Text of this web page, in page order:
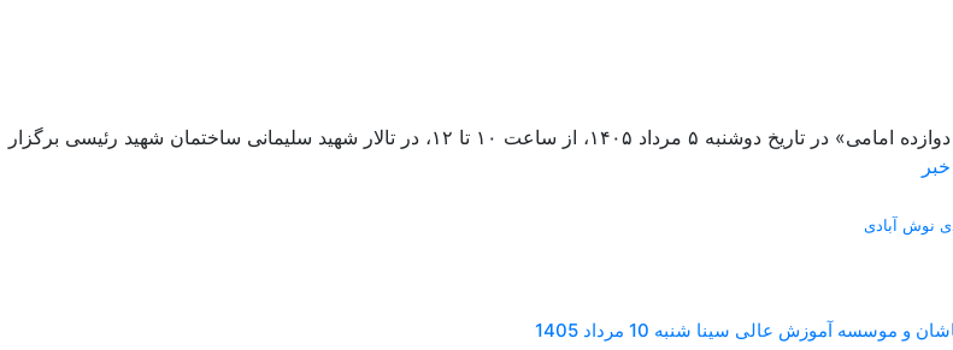
نشست هم‌اندیشی اساتید با موضوع «رویکرد سیاسی معتدل و صلح‌طلبانه ائمه شیعۀ دوازده امامی» در تاریخ دوشنبه ۵ مرداد ۱۴۰۵، از ساعت ۱۰ تا ۱۲، در تالار شهید سلیمانی ساختمان شهید رئیسی برگزار
نوش آبادی
آموزش عالی سینا شنبه 10 مرداد 1405